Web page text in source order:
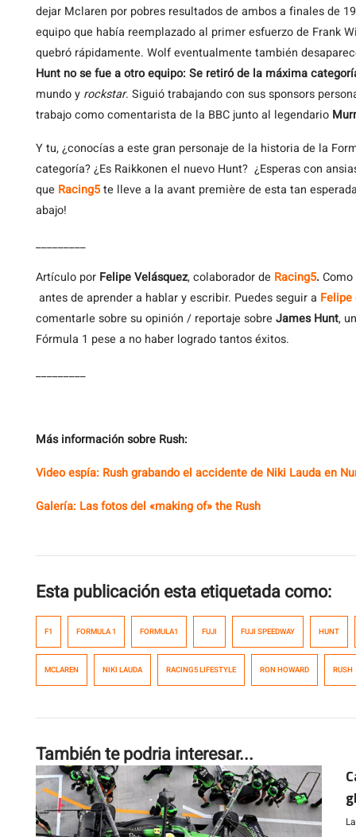
dejar Mclaren por pobres resultados de ambos a finales de
equipo que había reemplazado al primer esfuerzo de Frank
quebró rápidamente. Wolf eventualmente también
Hunt no se fue a otro equipo: Se retiró de la máxima
mundo y rockstar. Siguió trabajando con sus sponsors
trabajo como comentarista de la BBC junto al legendario
Y tu, ¿conocías a este gran personaje de la historia de la
categoría? ¿Es Raikkonen el nuevo Hunt? ¿Esperas con
que Racing5te lleve a la avant première de esta tan
abajo!
_________
Artículo por Felipe Velásquez, colaborador de Racing5.
antes de aprender a hablar y escribir. Puedes seguir a
comentarle sobre su opinión / reportaje sobre James Hunt,
Fórmula 1 pese a no haber logrado tantos éxitos.
_________
Más información sobre Rush:
Video espía: Rush grabando el accidente de Niki Lauda en
Galería: Las fotos del «making of» the Rush
Esta publicación esta etiquetada como:
F1 FORMULA 1 FORMULA1 FUJI FUJI SPEEDWAY HUNT
MCLAREN NIKI LAUDA RACING5 LIFESTYLE RON HOWARD RUSH
También te podria interesar...